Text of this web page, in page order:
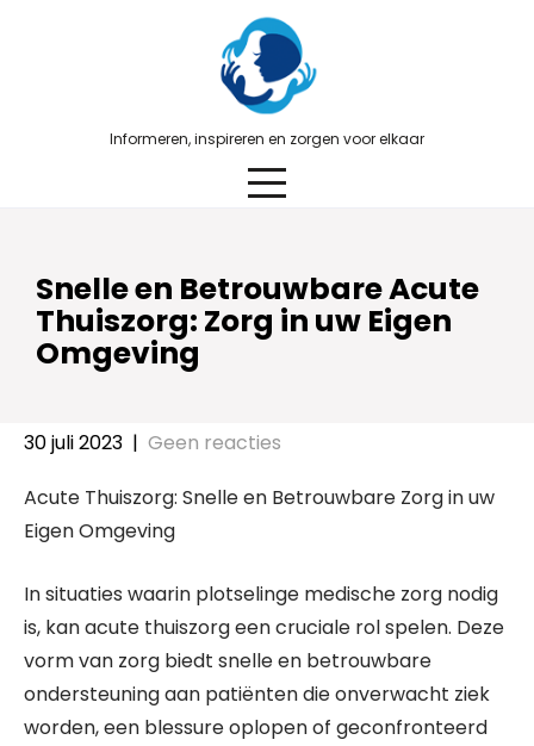
Informeren, inspireren en zorgen voor elkaar
Snelle en Betrouwbare Acute
Thuiszorg: Zorg in uw Eigen
Omgeving
30 juli 2023 | Geen reacties
Acute Thuiszorg: Snelle en Betrouwbare Zorg in uw
Eigen Omgeving
In situaties waarin plotselinge medische zorg nodig
is, kan acute thuiszorg een cruciale rol spelen. Deze
vorm van zorg biedt snelle en betrouwbare
ondersteuning aan patiënten die onverwacht ziek
worden, een blessure oplopen of geconfronteerd